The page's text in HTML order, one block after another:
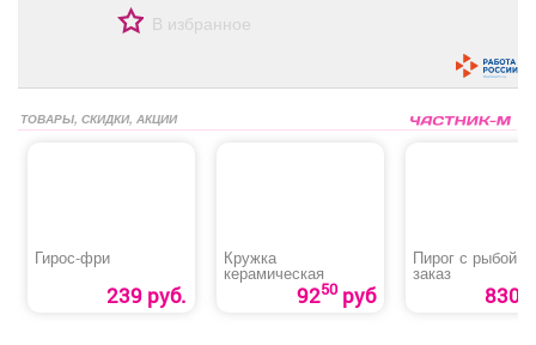
В избранное
ТОВАРЫ, СКИДКИ, АКЦИИ
Гирос‑фри
239 руб.
Кружка
керамическая
9250руб
Пирог с рыбой
заказ
830